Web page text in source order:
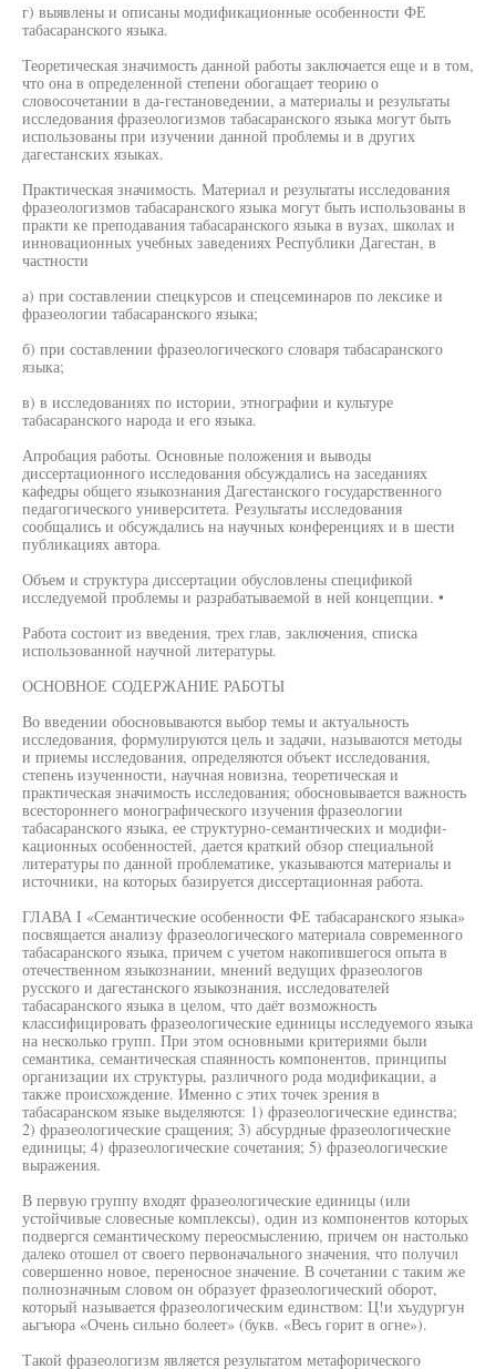
г) выявлены и описаны модификационные особенности ФЕ
табасаранского языка.
Теоретическая значимость данной работы заключается еще и в том,
что она в определенной степени обогащает теорию о
словосочетании в да-гестановедении, а материалы и результаты
исследования фразеологизмов табасаранского языка могут быть
использованы при изучении данной проблемы и в других
дагестанских языках.
Практическая значимость. Материал и результаты исследования
фразеологизмов табасаранского языка могут быть использованы в
практи ке преподавания табасаранского языка в вузах, школах и
инновационных учебных заведениях Республики Дагестан, в
частности
а) при составлении спецкурсов и спецсеминаров по лексике и
фразеологии табасаранского языка;
б) при составлении фразеологического словаря табасаранского
языка;
в) в исследованиях по истории, этнографии и культуре
табасаранского народа и его языка.
Апробация работы. Основные положения и выводы
диссертационного исследования обсуждались на заседаниях
кафедры общего языкознания Дагестанского государственного
педагогического университета. Результаты исследования
сообщались и обсуждались на научных конференциях и в шести
публикациях автора.
Объем и структура диссертации обусловлены спецификой
исследуемой проблемы и разрабатываемой в ней концепции. •
Работа состоит из введения, трех глав, заключения, списка
использованной научной литературы.
ОСНОВНОЕ СОДЕРЖАНИЕ РАБОТЫ
Во введении обосновываются выбор темы и актуальность
исследования, формулируются цель и задачи, называются методы
и приемы исследования, определяются объект исследования,
степень изученности, научная новизна, теоретическая и
практическая значимость исследования; обосновывается важность
всестороннего монографического изучения фразеологии
табасаранского языка, ее структурно-семантических и модифи-
кационных особенностей, дается краткий обзор специальной
литературы по данной проблематике, указываются материалы и
источники, на которых базируется диссертационная работа.
ГЛАВА I «Семантические особенности ФЕ табасаранского языка»
посвящается анализу фразеологического материала современного
табасаранского языка, причем с учетом накопившегося опыта в
отечественном языкознании, мнений ведущих фразеологов
русского и дагестанского языкознания, исследователей
табасаранского языка в целом, что даёт возможность
классифицировать фразеологические единицы исследуемого языка
на несколько групп. При этом основными критериями были
семантика, семантическая спаянность компонентов, принципы
организации их структуры, различного рода модификации, а
также происхождение. Именно с этих точек зрения в
табасаранском языке выделяются: 1) фразеологические единства;
2) фразеологические сращения; 3) абсурдные фразеологические
единицы; 4) фразеологические сочетания; 5) фразеологические
выражения.
В первую группу входят фразеологические единицы (или
устойчивые словесные комплексы), один из компонентов которых
подвергся семантическому переосмыслению, причем он настолько
далеко отошел от своего первоначального значения, что получил
совершенно новое, переносное значение. В сочетании с таким же
полнозначным словом он образует фразеологический оборот,
который называется фразеологическим единством: Ц!и хъудургун
аьгъюра «Очень сильно болеет» (букв. «Весь горит в огне»).
Такой фразеологизм является результатом метафорического